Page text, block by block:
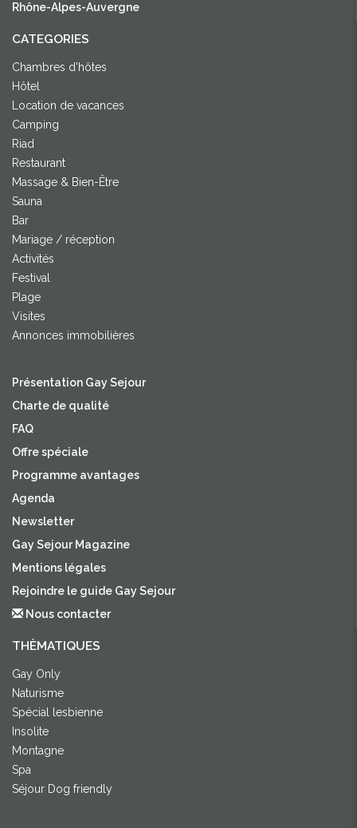
Rhône-Alpes-Auvergne
CATEGORIES
Chambres d'hôtes
Hôtel
Location de vacances
Camping
Riad
Restaurant
Massage & Bien-Être
Sauna
Bar
Mariage / réception
Activités
Festival
Plage
Visites
Annonces immobilières
Présentation Gay Sejour
Charte de qualité
FAQ
Offre spéciale
Programme avantages
Agenda
Newsletter
Gay Sejour Magazine
Mentions légales
Rejoindre le guide Gay Sejour
Nous contacter
THÈMATIQUES
Gay Only
Naturisme
Spécial lesbienne
Insolite
Montagne
Spa
Séjour Dog friendly